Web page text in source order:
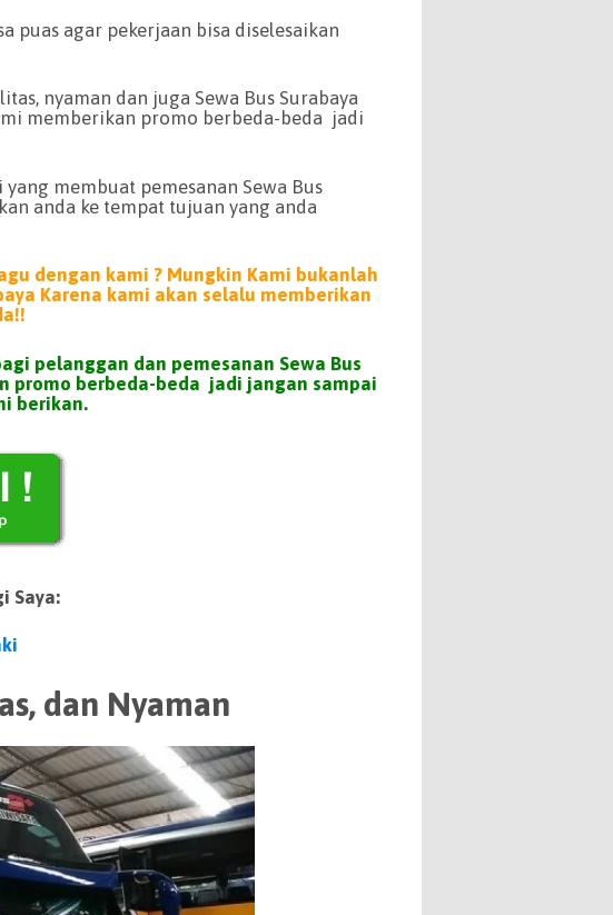
puas agar pekerjaan bisa diselesaikan
nyaman dan juga Sewa Bus Surabaya
memberikan promo berbeda-beda jadi
membuat pemesanan Sewa Bus
anda ke tempat tujuan yang anda
dengan kami ? Mungkin Kami bukanlah
Karena kami akan selalu memberikan
pelanggan dan pemesanan Sewa Bus
promo berbeda-beda jadi jangan sampai
berikan.
Saya:
dan Nyaman